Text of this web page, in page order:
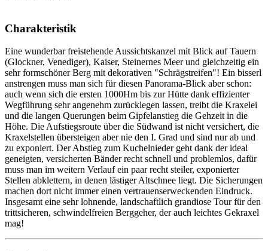
Charakteristik
Eine wunderbar freistehende Aussichtskanzel mit Blick auf Tauern
(Glockner, Venediger), Kaiser, Steinernes Meer und gleichzeitig ein
sehr formschöner Berg mit dekorativen "Schrägstreifen"! Ein bisserl
anstrengen muss man sich für diesen Panorama-Blick aber schon:
auch wenn sich die ersten 1000Hm bis zur Hütte dank effizienter
Wegführung sehr angenehm zurücklegen lassen, treibt die Kraxelei
und die langen Querungen beim Gipfelanstieg die Gehzeit in die
Höhe. Die Aufstiegsroute über die Südwand ist nicht versichert, die
Kraxelstellen übersteigen aber nie den I. Grad und sind nur ab und
zu exponiert. Der Abstieg zum Kuchelnieder geht dank der ideal
geneigten, versicherten Bänder recht schnell und problemlos, dafür
muss man im weitern Verlauf ein paar recht steiler, exponierter
Stellen abklettern, in denen lästiger Altschnee liegt. Die Sicherungen
machen dort nicht immer einen vertrauenserweckenden Eindruck.
Insgesamt eine sehr lohnende, landschaftlich grandiose Tour für den
trittsicheren, schwindelfreien Berggeher, der auch leichtes Gekraxel
mag!